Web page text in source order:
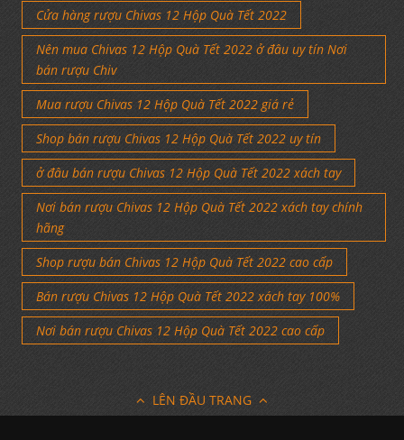
Cửa hàng rượu Chivas 12 Hộp Quà Tết 2022
Nên mua Chivas 12 Hộp Quà Tết 2022 ở đâu uy tín Nơi
bán rượu Chiv
Mua rượu Chivas 12 Hộp Quà Tết 2022 giá rẻ
Shop bán rượu Chivas 12 Hộp Quà Tết 2022 uy tín
ở đâu bán rượu Chivas 12 Hộp Quà Tết 2022 xách tay
Nơi bán rượu Chivas 12 Hộp Quà Tết 2022 xách tay chính
hãng
Shop rượu bán Chivas 12 Hộp Quà Tết 2022 cao cấp
Bán rượu Chivas 12 Hộp Quà Tết 2022 xách tay 100%
Nơi bán rượu Chivas 12 Hộp Quà Tết 2022 cao cấp
LÊN ĐẦU TRANG